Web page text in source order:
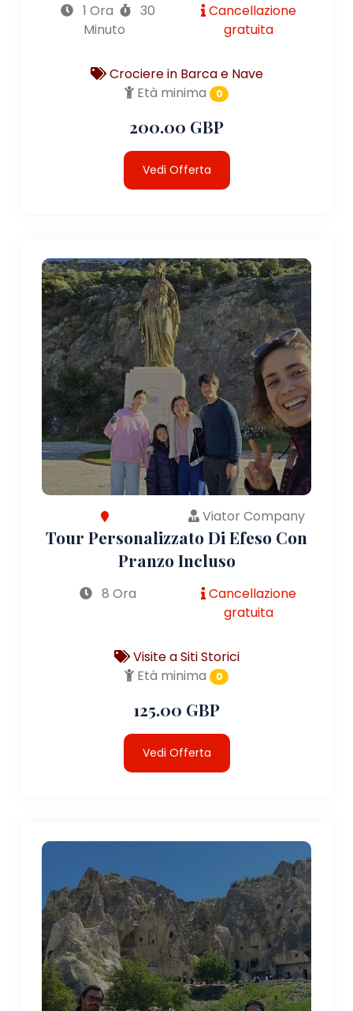
1 Ora
30
Minuto
Cancellazione
gratuita
Crociere in Barca e Nave
Età minima
0
200.00 GBP
Vedi Offerta
Viator Company
Tour Personalizzato Di Efeso Con
Pranzo Incluso
8 Ora
Cancellazione
gratuita
Visite a Siti Storici
Età minima
0
125.00 GBP
Vedi Offerta